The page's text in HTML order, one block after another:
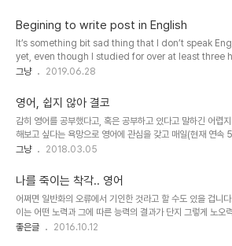
못했지만그 마음이 커지면 커질수록 그는 더 멀어지는 것 같았
어 어느 날인가 누군가 내 옆에 있음을 알았지좋아하는 마음이
도 그렇다고 없지도 않은 채 몰랐어 진짜 좋아한다는 것이 무엇
군가는 말했지시간 지나면 알게 된다고 나이가 들었다는 느낌
을 즈음문득 생각이 들었어좋은 건 그냥 좋은 거지 이유가 없다
보는그런 논리 같은 게 아니야좋은 거지 그냥 하지만 이 ..
Begining to write post in English
It’s something bit sad thing that I don’t speak
yet, even though I studied for over at least three
per a day without missing a day for over three
구하고, 최소 세 시간 이상 하루당, 3년이 넘도록 하루도 빠짐
How much longer do I have to study to speak
It’s not really easy thing. Possibly, languages
really seems to be a struggle. 얼마나 더 오래 공부해야
그냥 2019.06.28
영어, 쉽지 않아 결코
감히 영어를 공부했다고, 혹은 공부하고 있다고 말하긴 어렵
해보고 싶다는 욕망으로 영어에 관심을 갖고 매일(현재 연속
째이고, 그 이전에도 조금조금씩 노력 아닌 노력을 기울인 시간
어라는 것에 여러 생각을 하게 됩니다. 무엇보다 그런 생각 속
어 습득이 어렵지 않은 것이라고 듣고 보았던 기억을 되새기자
가 나기도 합니다. 알게 모르게 그 영향으로 지금껏 어느 정도
면 감이 올 줄 알았고 실제 그렇게 기대했는데... 택도 없음을
실감하고 있거든요. 생각할수록 창피한 얘기가 아닐 수 없죠.
그냥 2018.03.05
나를 죽이는 착각.. 영어
어쩌면 일반화의 오류에서 기인한 것라고 할 수도 있을 겁니
이는 어떤 노력과 그에 따른 능력의 결과가 단지 그렇게 노오
는 건 아니라는 걸 아주 조금 깨달은 사람의 시각에서 하는 말
좋은글 2016.10.12